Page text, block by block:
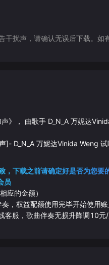
干扰声，请确认无误后下载
》， 由歌手 D_N_A 万妮达
]- D_N_A 万妮达Vinida Weng 试
下载之前请确定好是否为您要
员
应的金额）
，权益配额使用完毕开始使用账
客服，歌曲伴奏无损升降调10元